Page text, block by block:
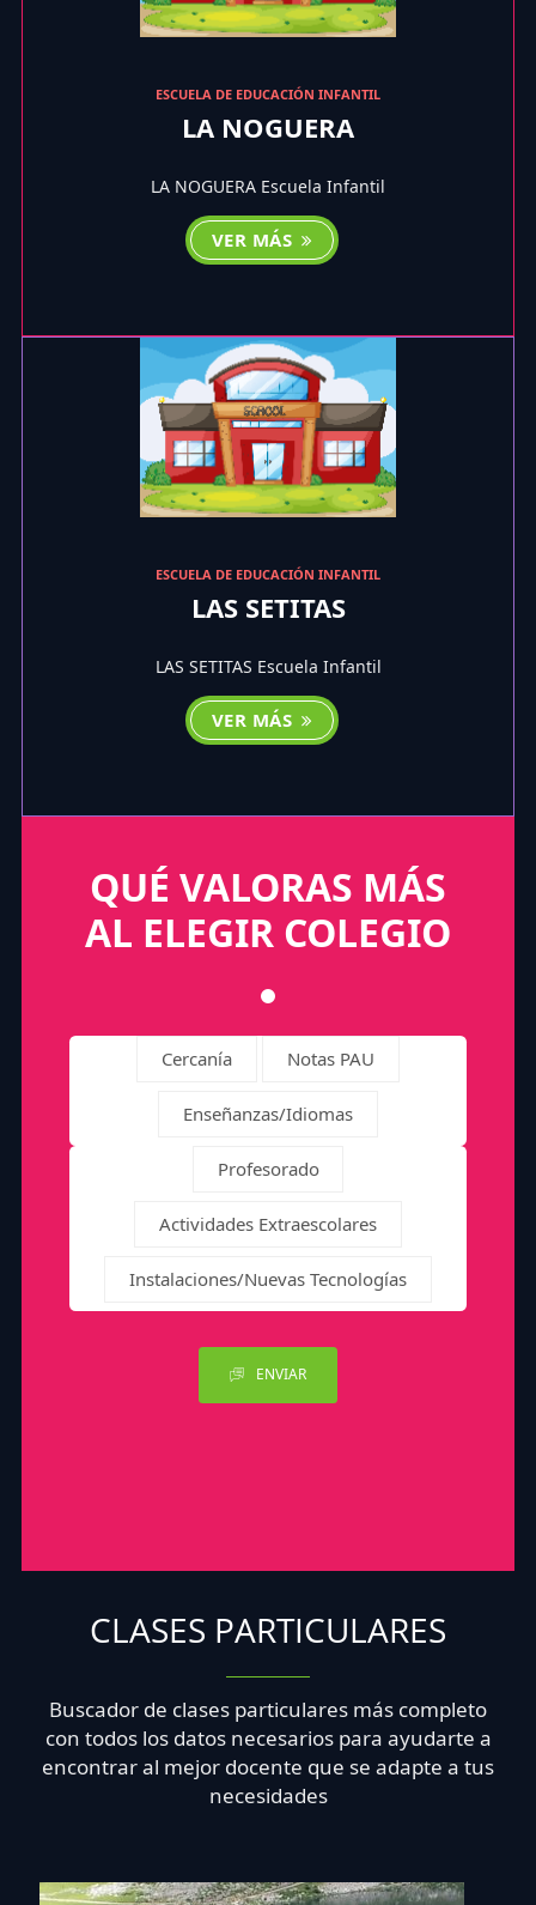
ESCUELA DE EDUCACIÓN INFANTIL
LA NOGUERA
LA NOGUERA Escuela Infantil
VER MÁS
ESCUELA DE EDUCACIÓN INFANTIL
LAS SETITAS
LAS SETITAS Escuela Infantil
VER MÁS
QUÉ VALORAS MÁS
AL ELEGIR COLEGIO
Cercanía Notas PAU
Enseñanzas/Idiomas
Profesorado
Actividades Extraescolares
Instalaciones/Nuevas Tecnologías
ENVIAR
CLASES PARTICULARES
Buscador de clases particulares más completo
con todos los datos necesarios para ayudarte a
encontrar al mejor docente que se adapte a tus
necesidades